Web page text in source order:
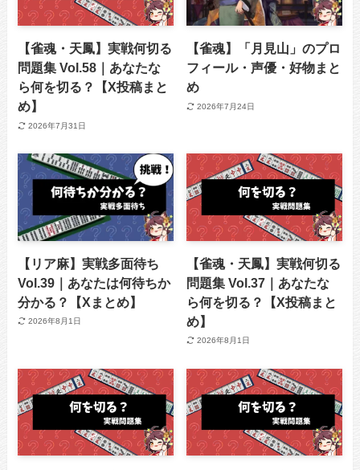
【雀魂・天鳳】実戦何切る
問題集 Vol.58｜あなたな
ら何を切る？【X投稿まと
め】
2026年7月31日
【雀魂】「月見山」のプロ
フィール・声優・好物まと
め
2026年7月24日
【リア麻】実戦多面待ち
Vol.39｜あなたは何待ちか
分かる？【Xまとめ】
2026年8月1日
【雀魂・天鳳】実戦何切る
問題集 Vol.37｜あなたな
ら何を切る？【X投稿まと
め】
2026年8月1日